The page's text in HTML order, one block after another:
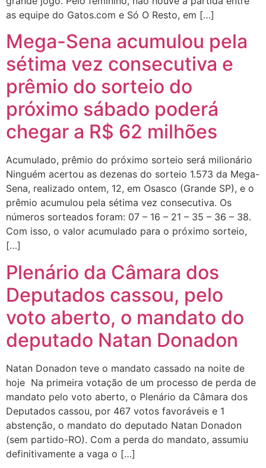
as equipe do Gatos.com e Só O Resto, em […]
Mega-Sena acumulou pela
sétima vez consecutiva e
prêmio do sorteio do
próximo sábado poderá
chegar a R$ 62 milhões
Acumulado, prêmio do próximo sorteio será milionário
Ninguém acertou as dezenas do sorteio 1.573 da Mega-
Sena, realizado ontem, 12, em Osasco (Grande SP), e o
prêmio acumulou pela sétima vez consecutiva. Os
números sorteados foram: 07 – 16 – 21 – 35 – 36 – 38.
Com isso, o valor acumulado para o próximo sorteio,
[…]
Plenário da Câmara dos
Deputados cassou, pelo
voto aberto, o mandato do
deputado Natan Donadon
Natan Donadon teve o mandato cassado na noite de
hoje Na primeira votação de um processo de perda de
mandato pelo voto aberto, o Plenário da Câmara dos
Deputados cassou, por 467 votos favoráveis e 1
abstenção, o mandato do deputado Natan Donadon
(sem partido-RO). Com a perda do mandato, assumiu
definitivamente a vaga o […]